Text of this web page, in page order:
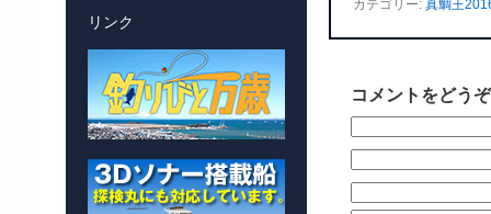
カテゴリー: 真鯛王
コメントをどうぞ
リンク